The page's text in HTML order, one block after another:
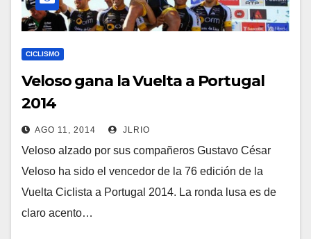
CICLISMO
Veloso gana la Vuelta a Portugal
2014
AGO 11, 2014 JLRIO
Veloso alzado por sus compañeros Gustavo César
Veloso ha sido el vencedor de la 76 edición de la
Vuelta Ciclista a Portugal 2014. La ronda lusa es de
claro acento…